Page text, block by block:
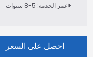
عمر الخدمة: 5-8 سنوات
احصل على السعر